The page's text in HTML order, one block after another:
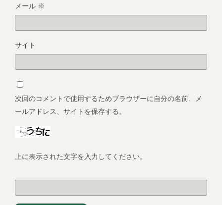
メール ※
サイト
次回のコメントで使用するためブラウザーに自分の名前、メ
ールアドレス、サイトを保存する。
上に表示された文字を入力してください。